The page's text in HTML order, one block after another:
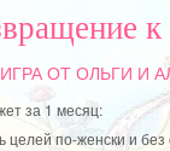
к
ОТ ОЛЬГИ И
за 1 месяц:
целей по-женски и без